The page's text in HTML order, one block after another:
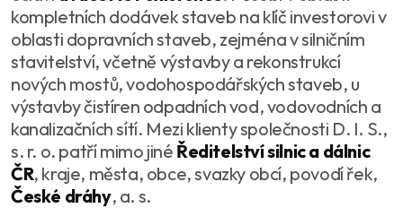
kompletních dodávek staveb na klíč investorovi v
oblasti dopravních staveb, zejména v silničním
stavitelství, včetně výstavby a rekonstrukcí
nových mostů, vodohospodářských staveb, u
výstavby čistíren odpadních vod, vodovodních a
kanalizačních sítí. Mezi klienty společnosti D. I. S.,
s. r. o. patří mimo jiné Ředitelství silnic a dálnic
ČR, kraje, města, obce, svazky obcí, povodí řek,
České dráhy, a. s.